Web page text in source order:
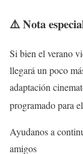
⚠️ Nota
Si bien el verano
llegará un poco
adaptación
programado para el
Ayudanos a
amigos